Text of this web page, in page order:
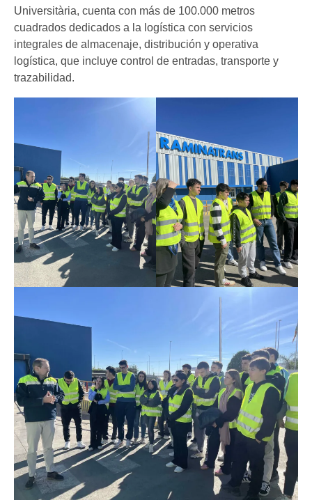
Universitària, cuenta con más de 100.000 metros
cuadrados dedicados a la logística con servicios
integrales de almacenaje, distribución y operativa
logística, que incluye control de entradas, transporte y
trazabilidad.